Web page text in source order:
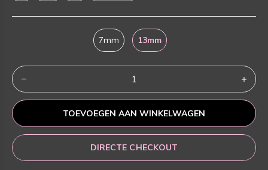
7mm 13mm
TOEVOEGEN AAN WINKELWAGEN
DIRECTE CHECKOUT